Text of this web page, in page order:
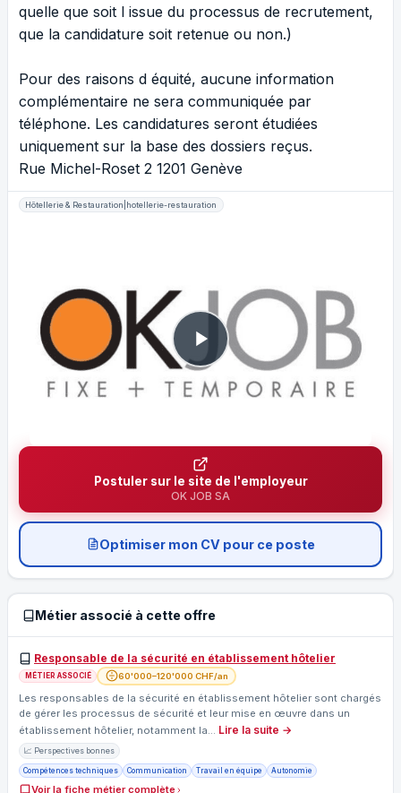
quelle que soit l issue du processus de recrutement,
que la candidature soit retenue ou non.)
Pour des raisons d équité, aucune information
complémentaire ne sera communiquée par
téléphone. Les candidatures seront étudiées
uniquement sur la base des dossiers reçus.
Rue Michel-Roset 2 1201 Genève
Hôtellerie & Restauration|hotellerie-restauration
Postuler sur le site de l'employeur
OK JOB SA
Optimiser mon CV pour ce poste
Métier associé à cette offre
Responsable de la sécurité en établissement hôtelier
MÉTIER ASSOCIÉ 60'000–120'000 CHF/an
Les responsables de la sécurité en établissement hôtelier sont chargés
de gérer les processus de sécurité et leur mise en œuvre dans un
établissement hôtelier, notamment la… Lire la suite →
📈 Perspectives bonnes
Compétences techniques Communication Travail en équipe Autonomie
Voir la fiche métier complète